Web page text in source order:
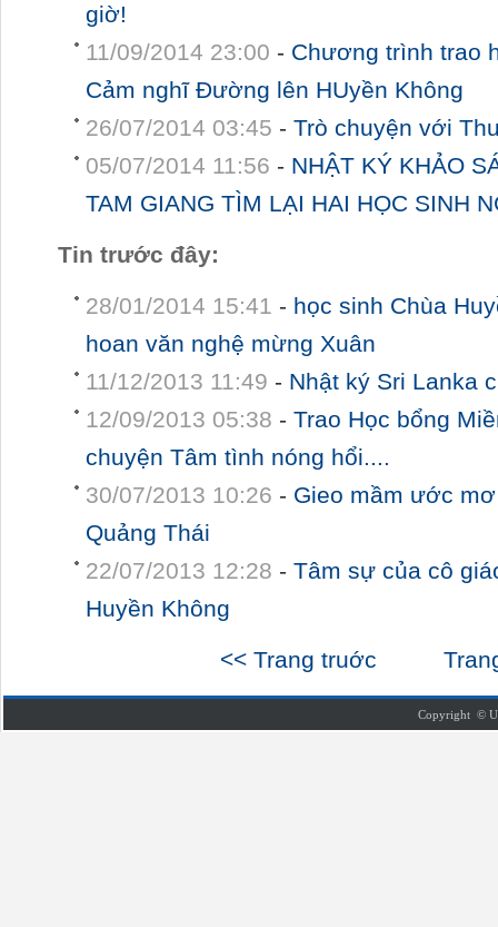
giờ!
11/09/2014 23:00 - Chương trình trao
Cảm nghĩ Đường lên HUyền Không
26/07/2014 03:45 -Trò chuyện với
05/07/2014 11:56 - NHẬT KÝ KHẢO
TAM GIANG TÌM LẠI HAI HỌC SINH
Tin trước đây:
28/01/2014 15:41 - học sinh Chùa
hoan văn nghệ mừng Xuân
11/12/2013 11:49 - Nhật ký Sri Lanka
12/09/2013 05:38 -Trao Học bổng
chuyện Tâm tình nóng hổi....
30/07/2013 10:26 - Gieo mầm ước
Quảng Thái
22/07/2013 12:28 -Tâm sự của cô
Huyền Không
<< Trang truớc
Copyright ©